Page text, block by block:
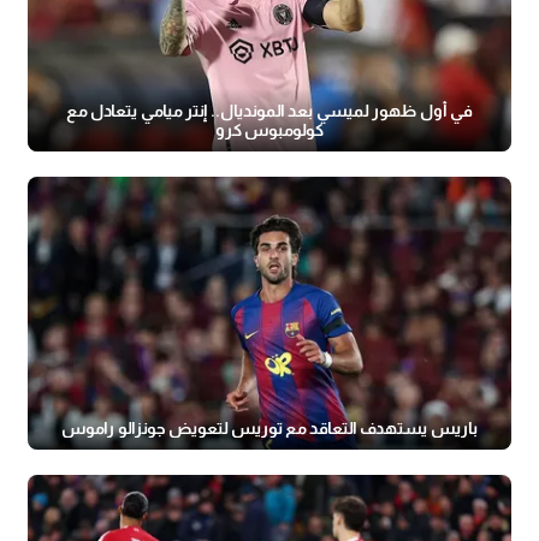
في أول ظهور لميسي بعد المونديال.. إنتر ميامي يتعادل مع
كولومبوس كرو
باريس يستهدف التعاقد مع توريس لتعويض جونزالو راموس